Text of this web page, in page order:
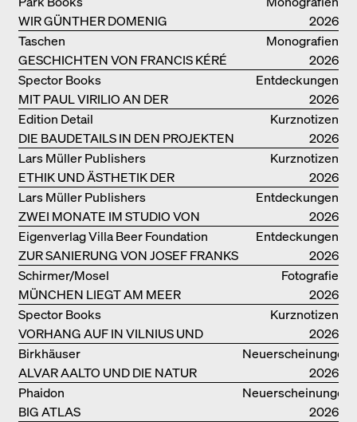
WIR GÜNTHER DOMENIG
2026
Monografien
GESCHICHTEN VON FRANCIS KÉRÉ
Taschen
2026
Entdeckungen
MIT PAUL VIRILIO AN DER
ATLANTIKKÜSTE
Spector Books
2026
Kurznotizen
DIE BAUDETAILS IN DEN PROJEKTEN
VON HERZOG & DE MEURON
Edition Detail
2026
Kurznotizen
ETHIK UND ÄSTHETIK DER
LANDSCHAFT: ROBERTO BURLE
MARX
Lars Müller Publishers
2026
Entdeckungen
ZWEI MONATE IM STUDIO VON
OSCAR NIEMEYER AN DER
COPACABANA
Lars Müller Publishers
2026
Entdeckungen
ZUR SANIERUNG VON JOSEF FRANKS
VILLA BEER
Eigenverlag Villa Beer Foundation
2026
Fotografie
MÜNCHEN LIEGT AM MEER
Schirmer/Mosel
2026
Kurznotizen
VORHANG AUF IN VILNIUS UND
MINSK!
Spector Books
2026
Neuerscheinungen
ALVAR AALTO UND DIE NATUR
Birkhäuser
2026
Neuerscheinungen
BIG ATLAS
Phaidon
2026